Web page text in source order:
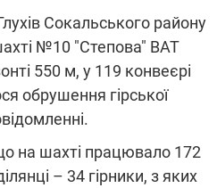
Сокальського району
№10 "Степова" ВАТ
550 м, у 119 конвеєрі
обрушення гірської
на шахті працювало 172
– 34 гірники, з яких